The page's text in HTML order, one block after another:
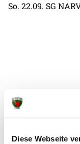
Diese Webseite
So. 22.09. SG
Weitere News